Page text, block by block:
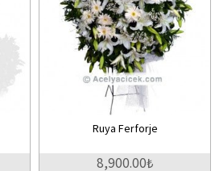
Ruya Ferforje
8,900.00₺